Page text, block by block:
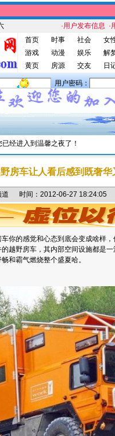
·用户发布信息 ·
首页
时事 社会
女
游戏
动漫 娱乐
解
黄页
房源 交友 日
用户密码：
已经进入到温馨之夜了！
房车让人看后感到既奢华
道 时间：2012-06-27
你的感觉和心态到底会变成啥样
越野房车，其内部空间设施都是
和霸气燃烧整个盛夏哈。